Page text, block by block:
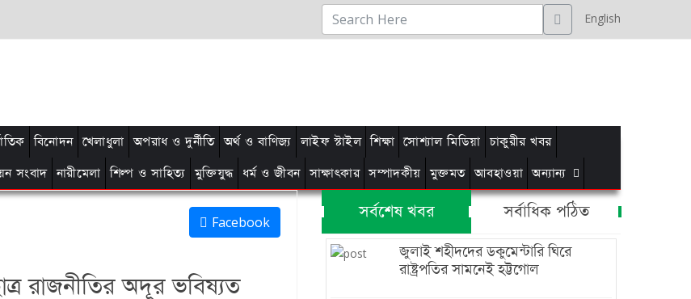
English
বিনোদন খেলাধুলা অপরাধ ও দুর্নীতি অর্থ ও বাণিজ্য লাইফ স্টাইল শিক্ষা সোশ্যাল মিডিয়া চাকুরীর খবর
সংবাদ নারীমেলা শিল্প ও সাহিত্য মুক্তিযুদ্ধ ধর্ম ও জীবন সাক্ষাৎকার সম্পাদকীয় মুক্তমত আবহাওয়া অন্যান্য
Facebook
রাজনীতির অদূর ভবিষ্যত
সর্বশেষ খবর সর্বাধিক পঠিত
জুলাই শহীদদের ডকুমেন্টারি ঘিরে
রাষ্ট্রপতির সামনেই হট্টগোল